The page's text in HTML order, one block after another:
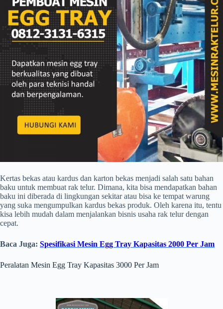
Kertas bekas atau kardus dan karton bekas menjadi salah satu bahan
baku untuk membuat rak telur. Dimana, kita bisa mendapatkan bahan
baku ini diberada di lingkungan sekitar atau bisa ke tempat warung
yang suka mengumpulkan kardus bekas produk. Oleh karena itu, tentu
kisa lebih mudah dalam menjalankan bisnis usaha rak telur dengan
cepat.
Baca Juga: Spesifikasi Mesin Egg Tray Kapasitas 2000 Per Jam
Peralatan Mesin Egg Tray Kapasitas 3000 Per Jam